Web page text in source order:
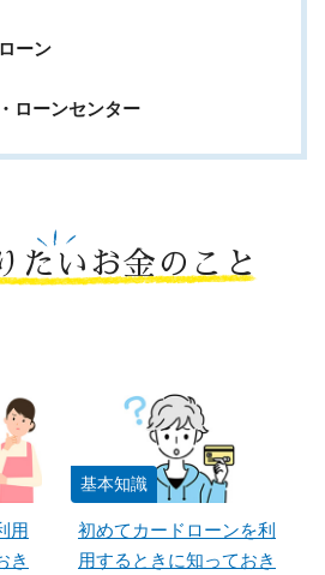
ーン
ローンセンター
たいお金のこと
用
き
基本知識
初めてカードローンを利
用するときに知っておき